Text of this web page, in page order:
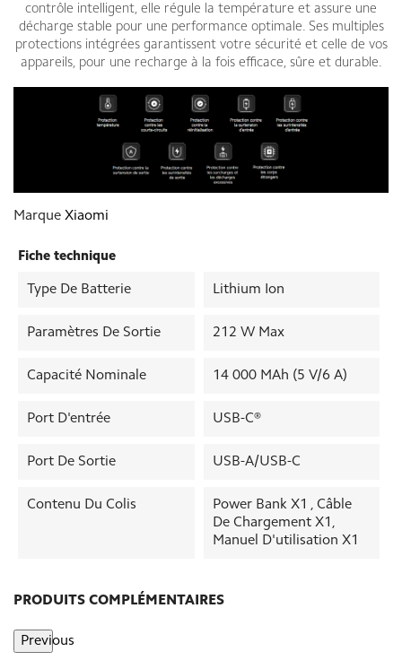
contrôle intelligent, elle régule la température et assure une
décharge stable pour une performance optimale. Ses multiples
protections intégrées garantissent votre sécurité et celle de vos
appareils, pour une recharge à la fois efficace, sûre et durable.
Marque Xiaomi
Fiche technique
Type De Batterie Lithium Ion
Paramètres De Sortie 212 W Max
Capacité Nominale 14 000 MAh (5 V/6 A)
Port D'entrée USB-C®
Port De Sortie USB-A/USB-C
Contenu Du Colis
Power Bank X1 , Câble
De Chargement X1,
Manuel D'utilisation X1
PRODUITS COMPLÉMENTAIRES
Previous